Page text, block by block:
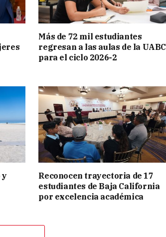
Más de 72 mil estudiantes
regresan a las aulas de la UABC
para el ciclo 2026-2
y
Reconocen trayectoria de 17
estudiantes de Baja California
por excelencia académica